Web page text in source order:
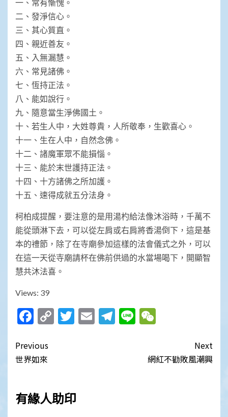
一、常有慚愧。
二、發淨信心。
三、其心質直。
四、親近善友。
五、入無漏慧。
六、常見諸佛。
七、恆持正法。
八、能如說行。
九、隨意當生淨佛國土。
十、若生人中，大姓尊貴，人所敬奉，生歡喜心。
十一、生在人中，自然念佛。
十二、諸魔軍眾不能損惱。
十三、能於末世護持正法。
十四、十方諸佛之所加護。
十五、速得成就五分法身。
柯柏成提醒，要注意的是用湯杓給法像沐浴時，千萬不
能從頭淋下去，可以從左肩或右肩將香湯倒下，這是基
本的禮節，除了在寺廟參加這樣的法會儀式之外，可以
在這一天從寺廟請杯在佛前供過的水當場喝下，開顯智
慧共沐法喜。
Views: 39
Facebook
CopyTwitter
EmailTelegram
Line
Post
navigation
Previous
世界如來
Next
網紅不勸敗風潮興
有緣人助印